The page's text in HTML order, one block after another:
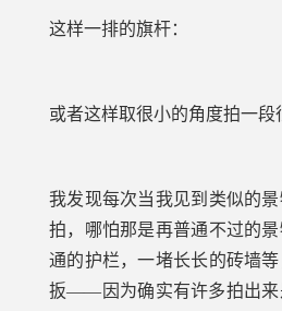
这样一排的旗杆：
或者这样取很小的角度拍一段
我发现每次当我见到类似的
拍，哪怕那是再普通不过的
通的护栏，一堵长长的砖墙
扳——因为确实有许多拍出来